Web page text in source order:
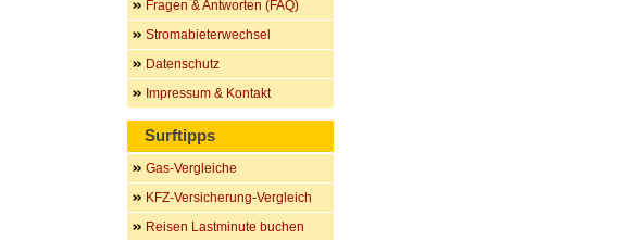
Fragen & Antworten (FAQ)
Stromabieterwechsel
Datenschutz
Impressum & Kontakt
Surftipps
Gas-Vergleiche
KFZ-Versicherung-Vergleich
Reisen Lastminute buchen